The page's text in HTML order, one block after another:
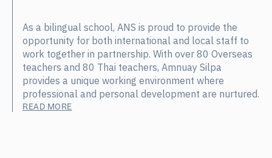
As a bilingual school, ANS is proud to provide the
opportunity for both international and local staff to
work together in partnership. With over 80 Overseas
teachers and 80 Thai teachers, Amnuay Silpa
provides a unique working environment where
professional and personal development are nurtured.
READ MORE